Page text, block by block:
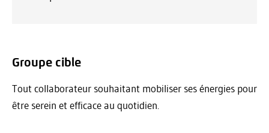
Groupe cible
Tout collaborateur souhaitant mobiliser ses énergies pour
être serein et efficace au quotidien.